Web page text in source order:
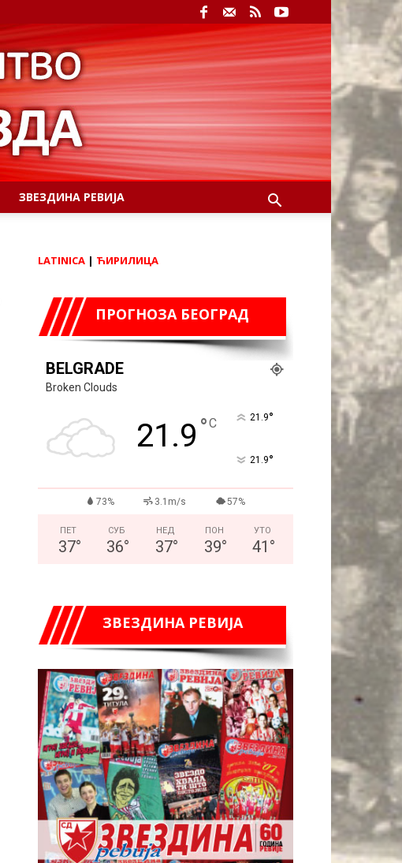
ЗВЕЗДИНА РЕВИЈА
LATINICA | ЋИРИЛИЦА
ПРОГНОЗА БЕОГРАД
BELGRADE
Broken Clouds
21.9 °C 21.9°
21.9°
73% 3.1m/s 57%
ПЕТ
37°
СУБ
36°
НЕД
37°
ПОН
39°
УТО
41 °
ЗВЕЗДИНА РЕВИЈА